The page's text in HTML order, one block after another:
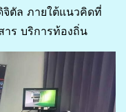
ตัล ภายใต้แนวคิดที่
าร บริการท้องถิ่น